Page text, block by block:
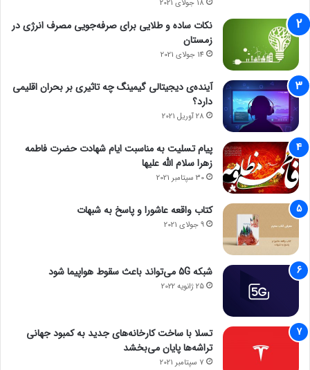
18 جولای 2021
نکات ساده و طلایی برای صرفه‌جویی مصرف انرژی در
زمستان
14 جولای 2021
آینده‌ی دیجیتالی گیمینگ چه تاثیری بر بحران اقلیمی
دارد؟
28 آوریل 2021
پیام تسلیت به مناسبت ایام شهادت حضرت فاطمه
زهرا سلام الله علیها
30 سپتامبر 2021
کتاب واقعه عاشورا و پاسخ به شبهات
9 جولای 2021
شبکه 5G می‌تواند باعث سقوط هواپیما شود
25 ژانویه 2022
تسلا با ساخت کارخانه‌های جدید به کمبود جهانی
تراشه‌ها پایان می‌بخشد
7 سپتامبر 2021